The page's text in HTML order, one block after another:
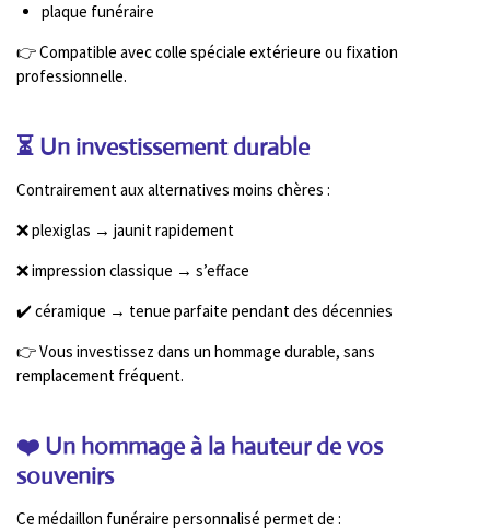
plaque funéraire
👉 Compatible avec colle spéciale extérieure ou fixation
professionnelle.
⏳ Un investissement durable
Contrairement aux alternatives moins chères :
❌ plexiglas → jaunit rapidement
❌ impression classique → s’efface
✔️ céramique → tenue parfaite pendant des décennies
👉 Vous investissez dans un hommage durable, sans
remplacement fréquent.
❤️ Un hommage à la hauteur de vos
souvenirs
Ce médaillon funéraire personnalisé permet de :